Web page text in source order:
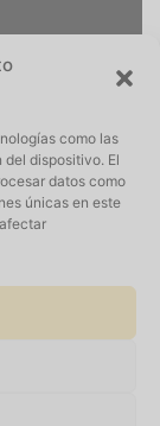
como las
dispositivo. El
datos como
únicas en este